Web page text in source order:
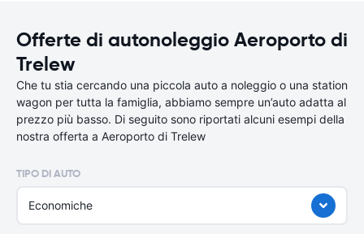
Offerte di autonoleggio Aeroporto di
Trelew
Che tu stia cercando una piccola auto a noleggio o una station
wagon per tutta la famiglia, abbiamo sempre un’auto adatta al
prezzo più basso. Di seguito sono riportati alcuni esempi della
nostra offerta a Aeroporto di Trelew
TIPO DI AUTO
Economiche